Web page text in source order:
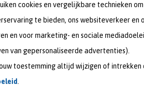
cookies en vergelijkbare technieken
te bieden, ons websiteverkeer en
en voor marketing- en sociale
van gepersonaliseerde advertenties).
toestemming altijd wijzigen of intrekken
meet me on
SOCIAL